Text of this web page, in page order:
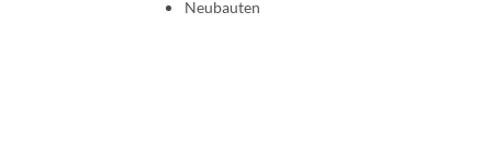
Neubauten